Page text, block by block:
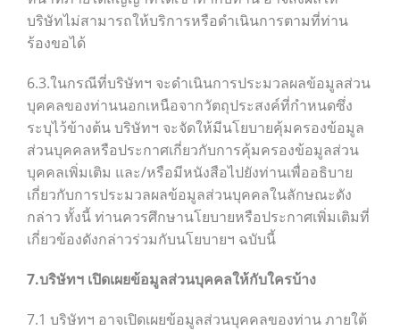
บริษัทไม่สามารถให้บริการหรือดำเนินการตามที่ท่าน
ร้องขอได้
6.3.ในกรณีที่บริษัทฯ จะดำเนินการประมวลผลข้อมูลส่วน
บุคคลของท่านนอกเหนือจากวัตถุประสงค์ที่กำหนดซึ่ง
ระบุไว้ข้างต้น บริษัทฯ จะจัดให้มีนโยบายคุ้มครองข้อมูล
ส่วนบุคคลหรือประกาศเกี่ยวกับการคุ้มครองข้อมูลส่วน
บุคคลเพิ่มเติม และ/หรือมีหนังสือไปยังท่านเพื่ออธิบาย
เกี่ยวกับการประมวลผลข้อมูลส่วนบุคคลในลักษณะดัง
กล่าว ทั้งนี้ ท่านควรศึกษานโยบายหรือประกาศเพิ่มเติมที่
เกี่ยวข้องดังกล่าวร่วมกับนโยบายฯ ฉบับนี้
7.บริษัทฯ เปิดเผยข้อมูลส่วนบุคคลให้กับใครบ้าง
7.1 บริษัทฯ อาจเปิดเผยข้อมูลส่วนบุคคลของท่าน ภายใต้